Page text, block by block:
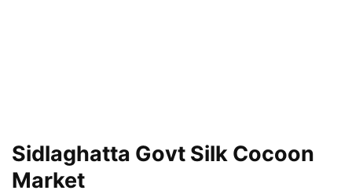
Sidlaghatta Govt Silk Cocoon
Market